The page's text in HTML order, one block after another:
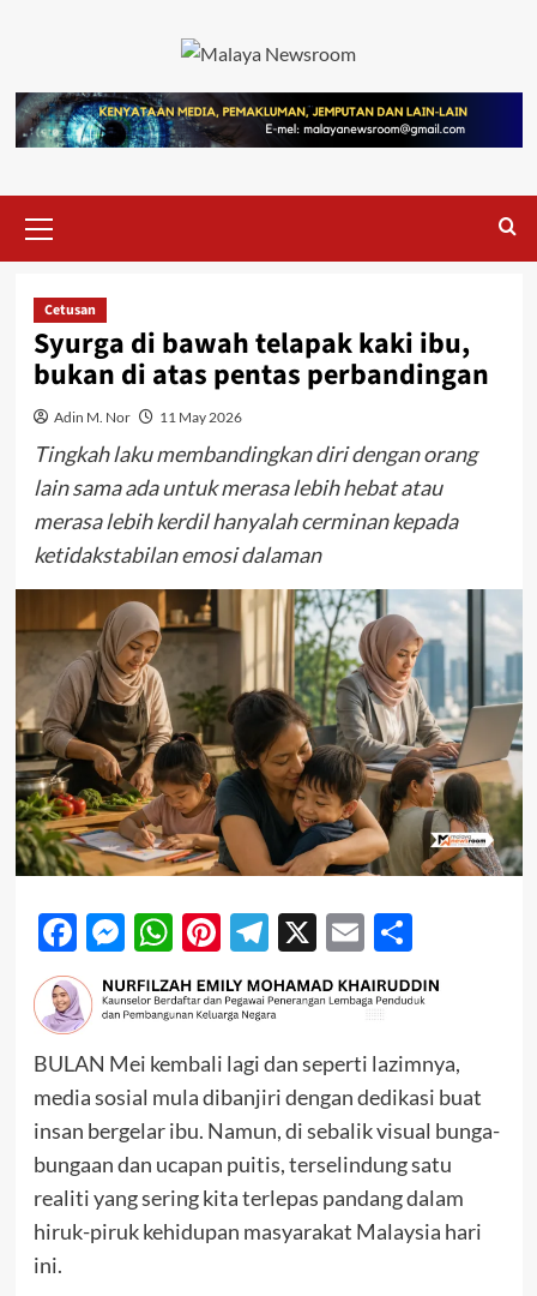
Cetusan
Syurga di bawah telapak kaki ibu,
bukan di atas pentas perbandingan
Adin M. Nor 11 May 2026
Tingkah laku membandingkan diri dengan orang
lain sama ada untuk merasa lebih hebat atau
merasa lebih kerdil hanyalah cerminan kepada
ketidakstabilan emosi dalaman
Facebook
Messenger
WhatsApp
Pinterest
Telegram
X EmailShare
BULAN Mei kembali lagi dan seperti lazimnya,
media sosial mula dibanjiri dengan dedikasi buat
insan bergelar ibu. Namun, di sebalik visual bunga-
bungaan dan ucapan puitis, terselindung satu
realiti yang sering kita terlepas pandang dalam
hiruk-piruk kehidupan masyarakat Malaysia hari
ini.